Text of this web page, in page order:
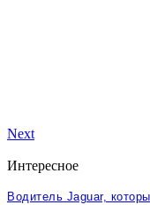
Next
Интересное
Водитель Jaguar,